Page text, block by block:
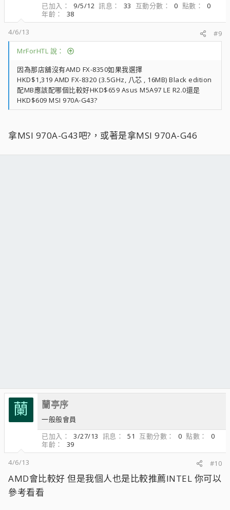
已加入
9/5/12 訊息 33 互動分數 0 點數
0
年齡
38
4/6/13
#9
MrForHTL 說：
因為那店舖沒有AMD FX-8350如果我選擇
HKD$1,319 AMD FX-8320 (3.5GHz, 八芯 , 16MB) Black edition
配MB應該配哪個比較好HKD$659 Asus M5A97 LE R2.0還是
HKD$609 MSI 970A-G43?
拿MSI 970A-G43吧?，或著是拿MSI 970A-G46
蘭 蘭亭序
一般般會員
已加入
3/27/13 訊息 51 互動分數 0 點數
0
年齡
39
4/6/13
#10
AMD會比較好 但是我個人也是比較推薦INTEL 你可以
參考看看